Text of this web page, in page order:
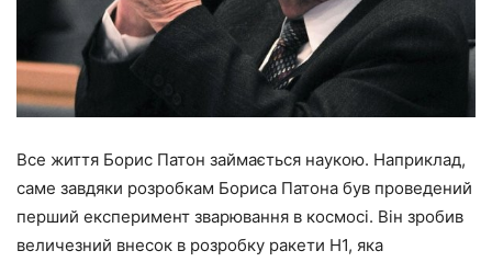
Все життя Борис Патон займається наукою. Наприклад,
саме завдяки розробкам Бориса Патона був проведений
перший експеримент зварювання в космосі. Він зробив
величезний внесок в розробку ракети Н1, яка